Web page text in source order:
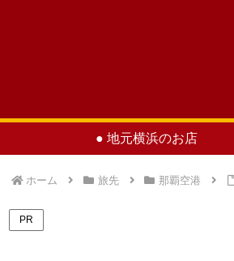
● 地元横浜のお店
ホーム 旅先 那覇空港
PR